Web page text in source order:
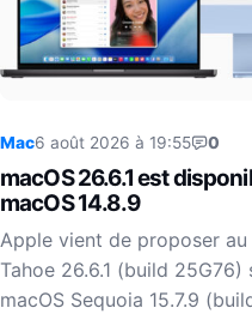
Mac6 août 2026 à 19:55 0
macOS 26.6.1 est
macOS 14.8.9
Apple vient de proposer
Tahoe 26.6.1 (build
macOS Sequoia 15.7.9